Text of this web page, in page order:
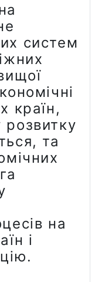
систем
країн,
розвитку
та
на
і